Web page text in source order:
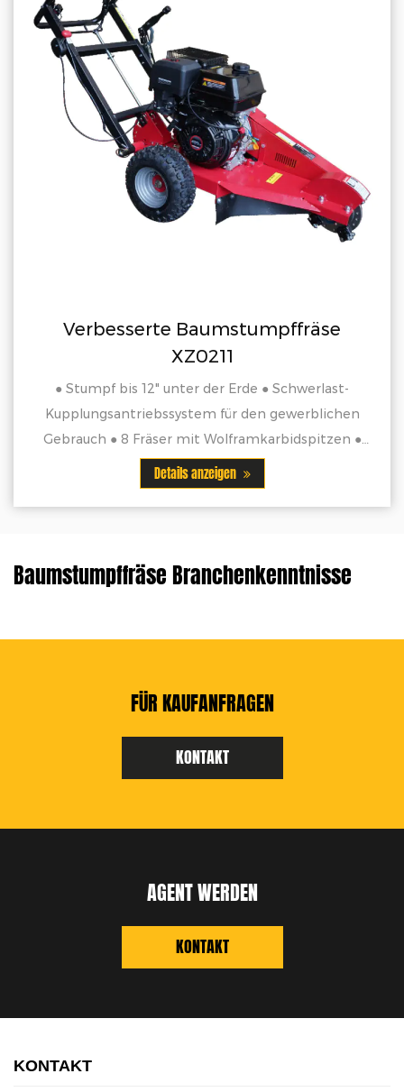
der Erde ● Schwerlast-
für den gewerblichen
Wolframkarbidspitzen ●
Heckbagger
◆9 PS BENZINMOTOR
Baumstumpffräse Branchenkenntnisse
FÜR KAUFANFRAGEN
KONTAKT
AGENT WERDEN
KONTAKT
KONTAKT